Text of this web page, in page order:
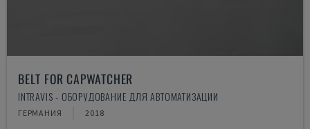
BELT FOR CAPWATCHER
INTRAVIS - ОБОРУДОВАНИЕ ДЛЯ АВТОМАТИЗАЦИИ
ГЕРМАНИЯ 2018